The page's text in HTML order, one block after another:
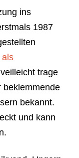
ins
1987
als
trage
beklemmende
bekannt.
und kann